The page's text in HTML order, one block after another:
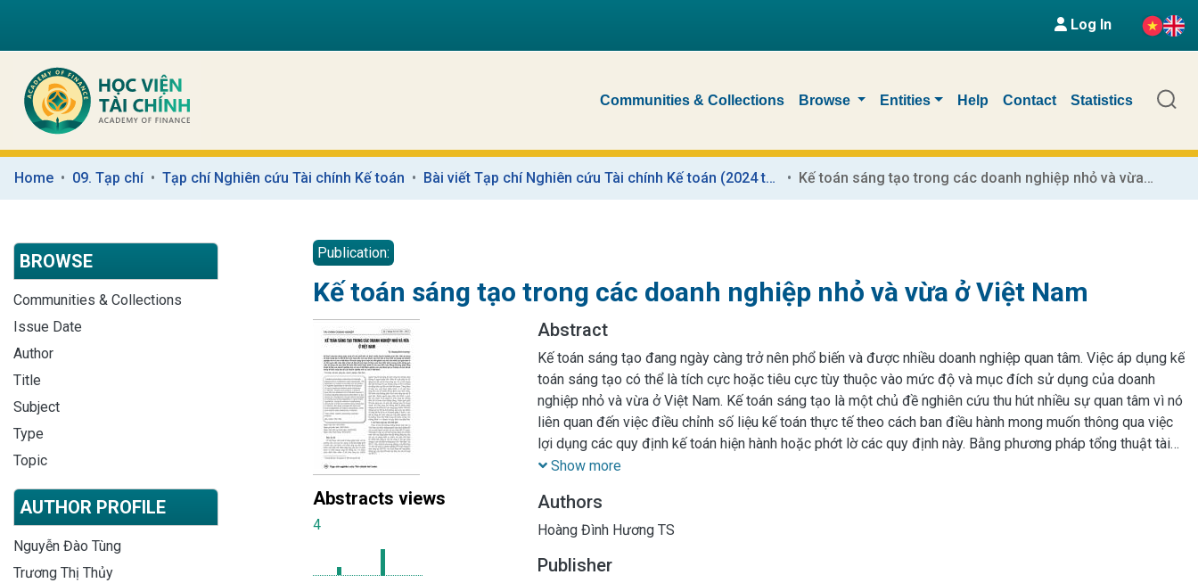
Log In
Communities & Collections Browse Entities Help Contact Statistics
Home 09. Tạp chí Tạp chí Nghiên cứu Tài chính Kế toán Bài viết Tạp chí Nghiên cứu Tài chính Kế toán (2024 trở về trước) Kế toán sáng tạo trong các doanh nghiệp nhỏ và vừa ở Việt Nam
BROWSE
Communities & Collections
Issue Date
Author
Title
Subject
Type
Topic
AUTHOR PROFILE
Nguyễn Đào Tùng
Trương Thị Thủy
Publication:
Kế toán sáng tạo trong các doanh nghiệp nhỏ và vừa ở Việt Nam
Abstracts views
4
Abstract
Kế toán sáng tạo đang ngày càng trở nên phổ biến và được nhiều doanh nghiệp quan tâm. Việc áp dụng kế
toán sáng tạo có thể là tích cực hoặc tiêu cực tùy thuộc vào mức độ và mục đích sử dụng của doanh
nghiệp nhỏ và vừa ở Việt Nam. Kế toán sáng tạo là một chủ đề nghiên cứu thu hút nhiều sự quan tâm vì nó
liên quan đến việc điều chỉnh số liệu kế toán thực tế theo cách ban điều hành mong muốn thông qua việc
lợi dụng các quy định kế toán hiện hành hoặc phớt lờ các quy định này. Bằng phương pháp tổng thuật tài
liệu các doanh nghiệp nhỏ và vừa ở Việt Nam nghiên cứu này đánh giá xu hướng và mức độ áp dụng kế
Show more
Authors
Hoàng Đình Hương TS
Publisher